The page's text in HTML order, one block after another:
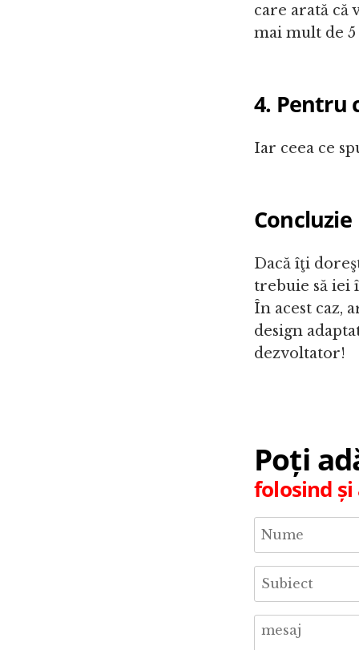
care arată că
mai mult de 5
4. Pentru
Iar ceea ce
Concluzie
Dacă îţi
trebuie să iei
În acest caz,
design
dezvoltator!
Poți
folosind